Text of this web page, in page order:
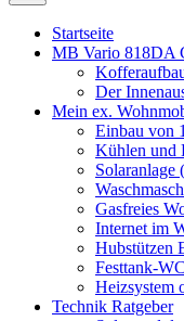
Suchfeld
ein-/ausblenden
Startseite
MB Vario 818DA
Der
Mein ex.
Einbau von
Kühlen und
Solaranlage
Gasfreies
Internet im
Hubstützen
Festtank-
Heizsystem
Technik Ratgeber